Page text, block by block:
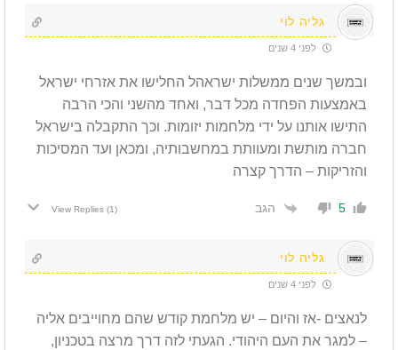
גליה לוי
לפני 4 שנים
ובמשך שנים ממשלות ישראהל החלישו את אזרחי ישראל
באמצעות הפחדה מכל דבר, ואחד מהשני והכי הרבה
התישו אותנו על ידי מלחמות יזומות. וכך התקבלה בישראל
חברה מותשת ומעוותת במחשבותיה, ומכאן ועד המסיכות
והזריקות – הדרך קצרה
5 הגב View Replies (1)
גליה לוי
לפני 4 שנים
לנאצים -אז והיום – יש מלחמת קודש שהם מחוייבים אליה
– למגר את העם היהודי. הגעתי לזה דרך מרצה בטכניון,